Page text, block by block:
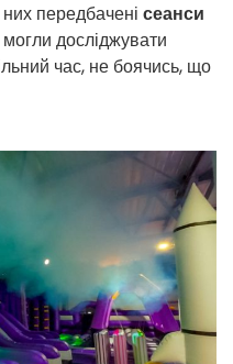
передбачені сеанси
досліджувати
час, не боячись, що